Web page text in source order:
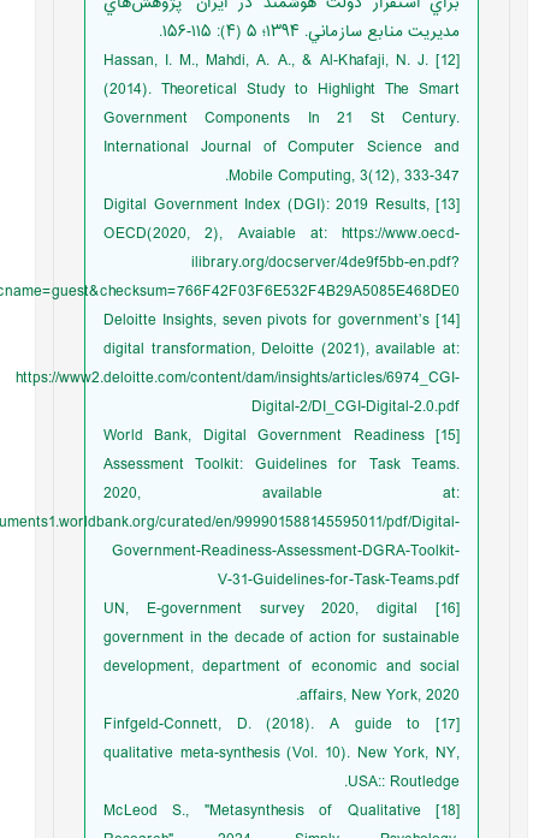
مديريت منابع سازماني. ۱۳۹۴؛ ۵ (۴): ۱۱۵-۱۵۶.
[12] Hassan, I. M., Mahdi, A. A., & Al-Khafaji, N. J.
(2014). Theoretical Study to Highlight The Smart
Government Components In 21 St Century.
International Journal of Computer Science and
Mobile Computing, 3(12), 333-347.
[13] Digital Government Index (DGI): 2019 Results,
OECD(2020, 2), Avaiable at: https://www.oecd-
ilibrary.org/docserver/4de9f5bb-en.pdf?
[14] Deloitte Insights, seven pivots for government’s
digital transformation, Deloitte (2021), available at:
https://www2.deloitte.com/content/dam/insights/articles/6974_CGI-
Digital-2/DI_CGI-Digital-2.0.pdf
[15] World Bank, Digital Government Readiness
Assessment Toolkit: Guidelines for Task Teams.
2020, available at:
curated/en/999901588145595011/pdf/Digital-
Government-Readiness-Assessment-DGRA-Toolkit-
V-31-Guidelines-for-Task-Teams.pdf
[16] UN, E-government survey 2020, digital
government in the decade of action for sustainable
development, department of economic and social
affairs, New York, 2020.
[17] Finfgeld-Connett, D. (2018). A guide to
qualitative meta-synthesis (Vol. 10). New York, NY,
USA:: Routledge.
[18] McLeod S., "Metasynthesis of Qualitative